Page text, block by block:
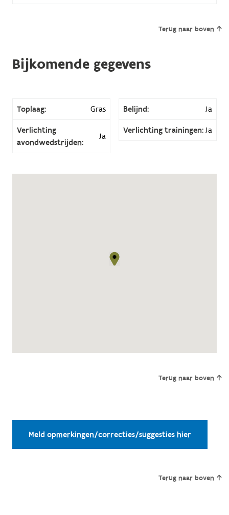
Terug naar boven
Bijkomende gegevens
Toplaag: Gras Belijnd: Ja
Verlichting
avondwedstrijden:
Ja
Verlichting trainingen: Ja
Terug naar boven
Meld opmerkingen/correcties/suggesties hier
Terug naar boven